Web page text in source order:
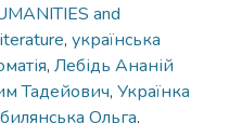
and
, українська
, Лебідь Ананій
Тадейович, Українка
Ольга,